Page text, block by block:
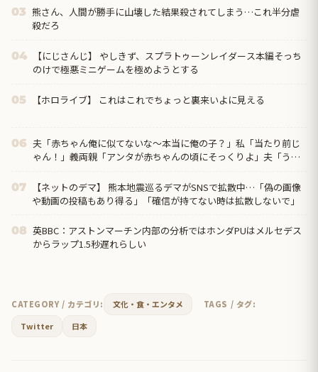
03 熊さん、人間が勝手に山壊した結果殺されてしまう…これ半分虐
殺だろ
04
【にじさんじ】 やしきず、スプラトゥーンレイダース本編そっち
のけで極悪ミニゲームを極めようとする
05 【ホロライブ】 これはこれでちょっと裏来いよに見える
06 夫「赤ちゃん俺に似てないな～本当に俺の子？」私「当たり前じ
ゃん！」義両親「アンタが赤ちゃんの頃にそっくりよ」夫「うー
07
【ネットのデマ】 熊本地震巡るデマがSNSで拡散中…「偽の画像
や動画の投稿もあり得る」「確信が持てない時は拡散しないで」
08 英BBC：アストンマーチン内部の分析ではホンダPUはメルセデス
からラップ1.5秒遅れらしい
CATEGORY / カテゴリ: 文化・食・エンタメ
TAGS / タグ:
Twitter
日本